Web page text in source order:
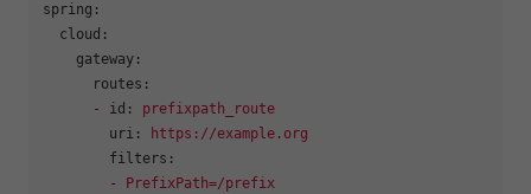
spring:
cloud:
gateway:
routes:
-
id:
prefixpath_route
uri:
https://example.org
filters:
-
PrefixPath=/prefix